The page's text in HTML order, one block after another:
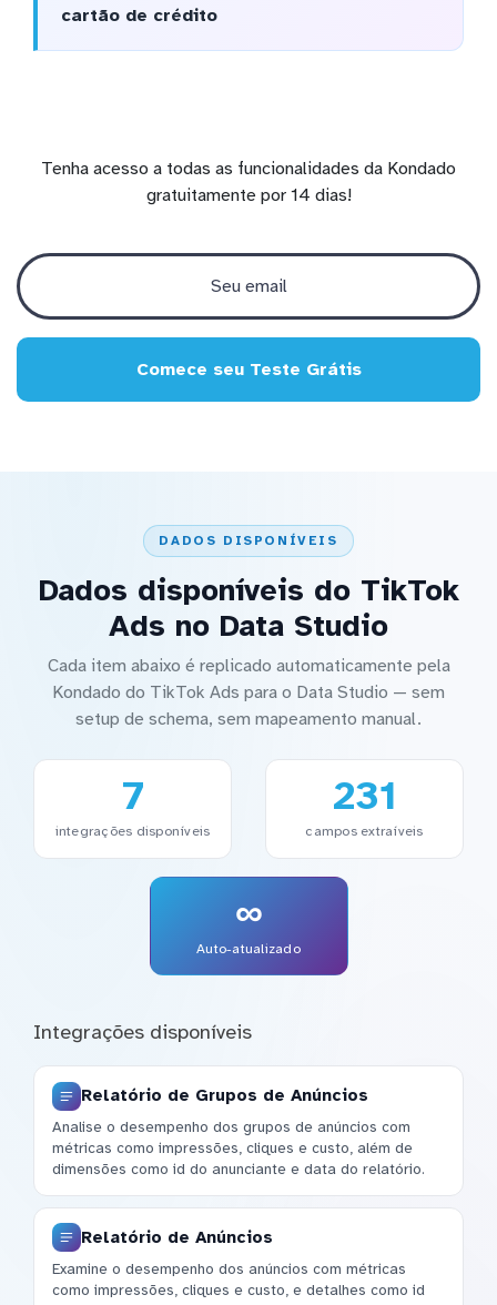
cartão de crédito
Tenha acesso a todas as funcionalidades da Kondado
gratuitamente por 14 dias!
Comece seu Teste Grátis
DADOS DISPONÍVEIS
Dados disponíveis do TikTok
Ads no Data Studio
Cada item abaixo é replicado automaticamente pela
Kondado do TikTok Ads para o Data Studio — sem
setup de schema, sem mapeamento manual.
7
integrações disponíveis
231
campos extraíveis
∞
Auto-atualizado
Integrações disponíveis
Relatório de Grupos de Anúncios
Analise o desempenho dos grupos de anúncios com
métricas como impressões, cliques e custo, além de
dimensões como id do anunciante e data do relatório.
Relatório de Anúncios
Examine o desempenho dos anúncios com métricas
como impressões, cliques e custo, e detalhes como id